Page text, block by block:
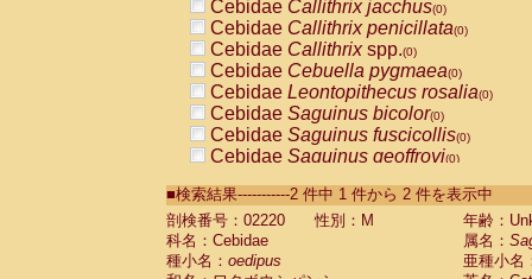
Cebidae Callithrix jacchus(0)
Cebidae Callithrix penicillata(0)
Cebidae Callithrixspp.(0)
Cebidae Cebuella pygmaea(0)
Cebidae Leontopithecus rosalia(0)
Cebidae Saguinus bicolor(0)
Cebidae Saguinus fuscicollis(0)
Cebidae Saguinus geoffroyi(0)
CebidaeSaguinus labiatus(0)
Cebidae Saguinus leucopus (0)
Cebidae
Cebidae
■検索結果-----------2 件中 1 件から 2 件を表示中
剖検番号：02220
性別：M
年齢：
科名：Cebidae
属名：
種小名： oedipus
亜種小名